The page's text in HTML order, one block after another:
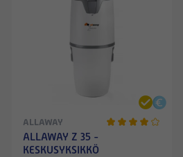
ALLAWAY
ALLAWAY Z 35 -
KESKUSYKSIKKÖ